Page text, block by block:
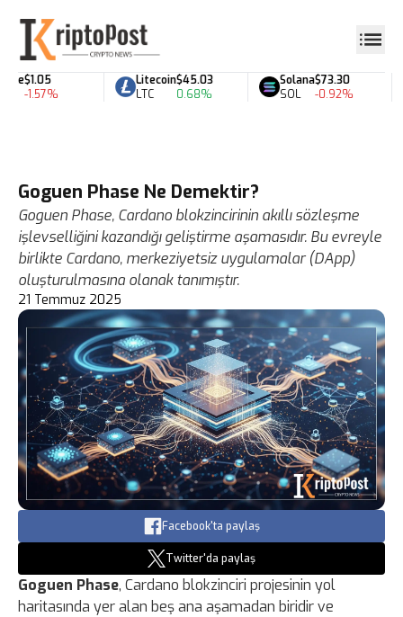
$1.05
-1.57%
Litecoin
LTC
$45.03
0.68%
Solana
SOL
$73.30
-0.92%
Goguen Phase Ne Demektir?
Goguen Phase, Cardano blokzincirinin akıllı sözleşme
işlevselliğini kazandığı geliştirme aşamasıdır. Bu evreyle
birlikte Cardano, merkeziyetsiz uygulamalar (DApp)
oluşturulmasına olanak tanımıştır.
21 Temmuz 2025
Facebook'ta paylaş
Twitter'da paylaş
Goguen Phase, Cardano blokzinciri projesinin yol
haritasında yer alan beş ana aşamadan biridir ve